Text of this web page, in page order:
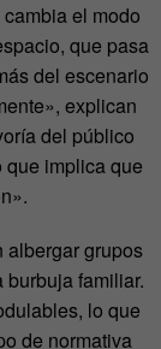
el modo
que pasa
del escenario
explican
del público
implica que
albergar grupos
burbuja familiar.
lo que
de normativa